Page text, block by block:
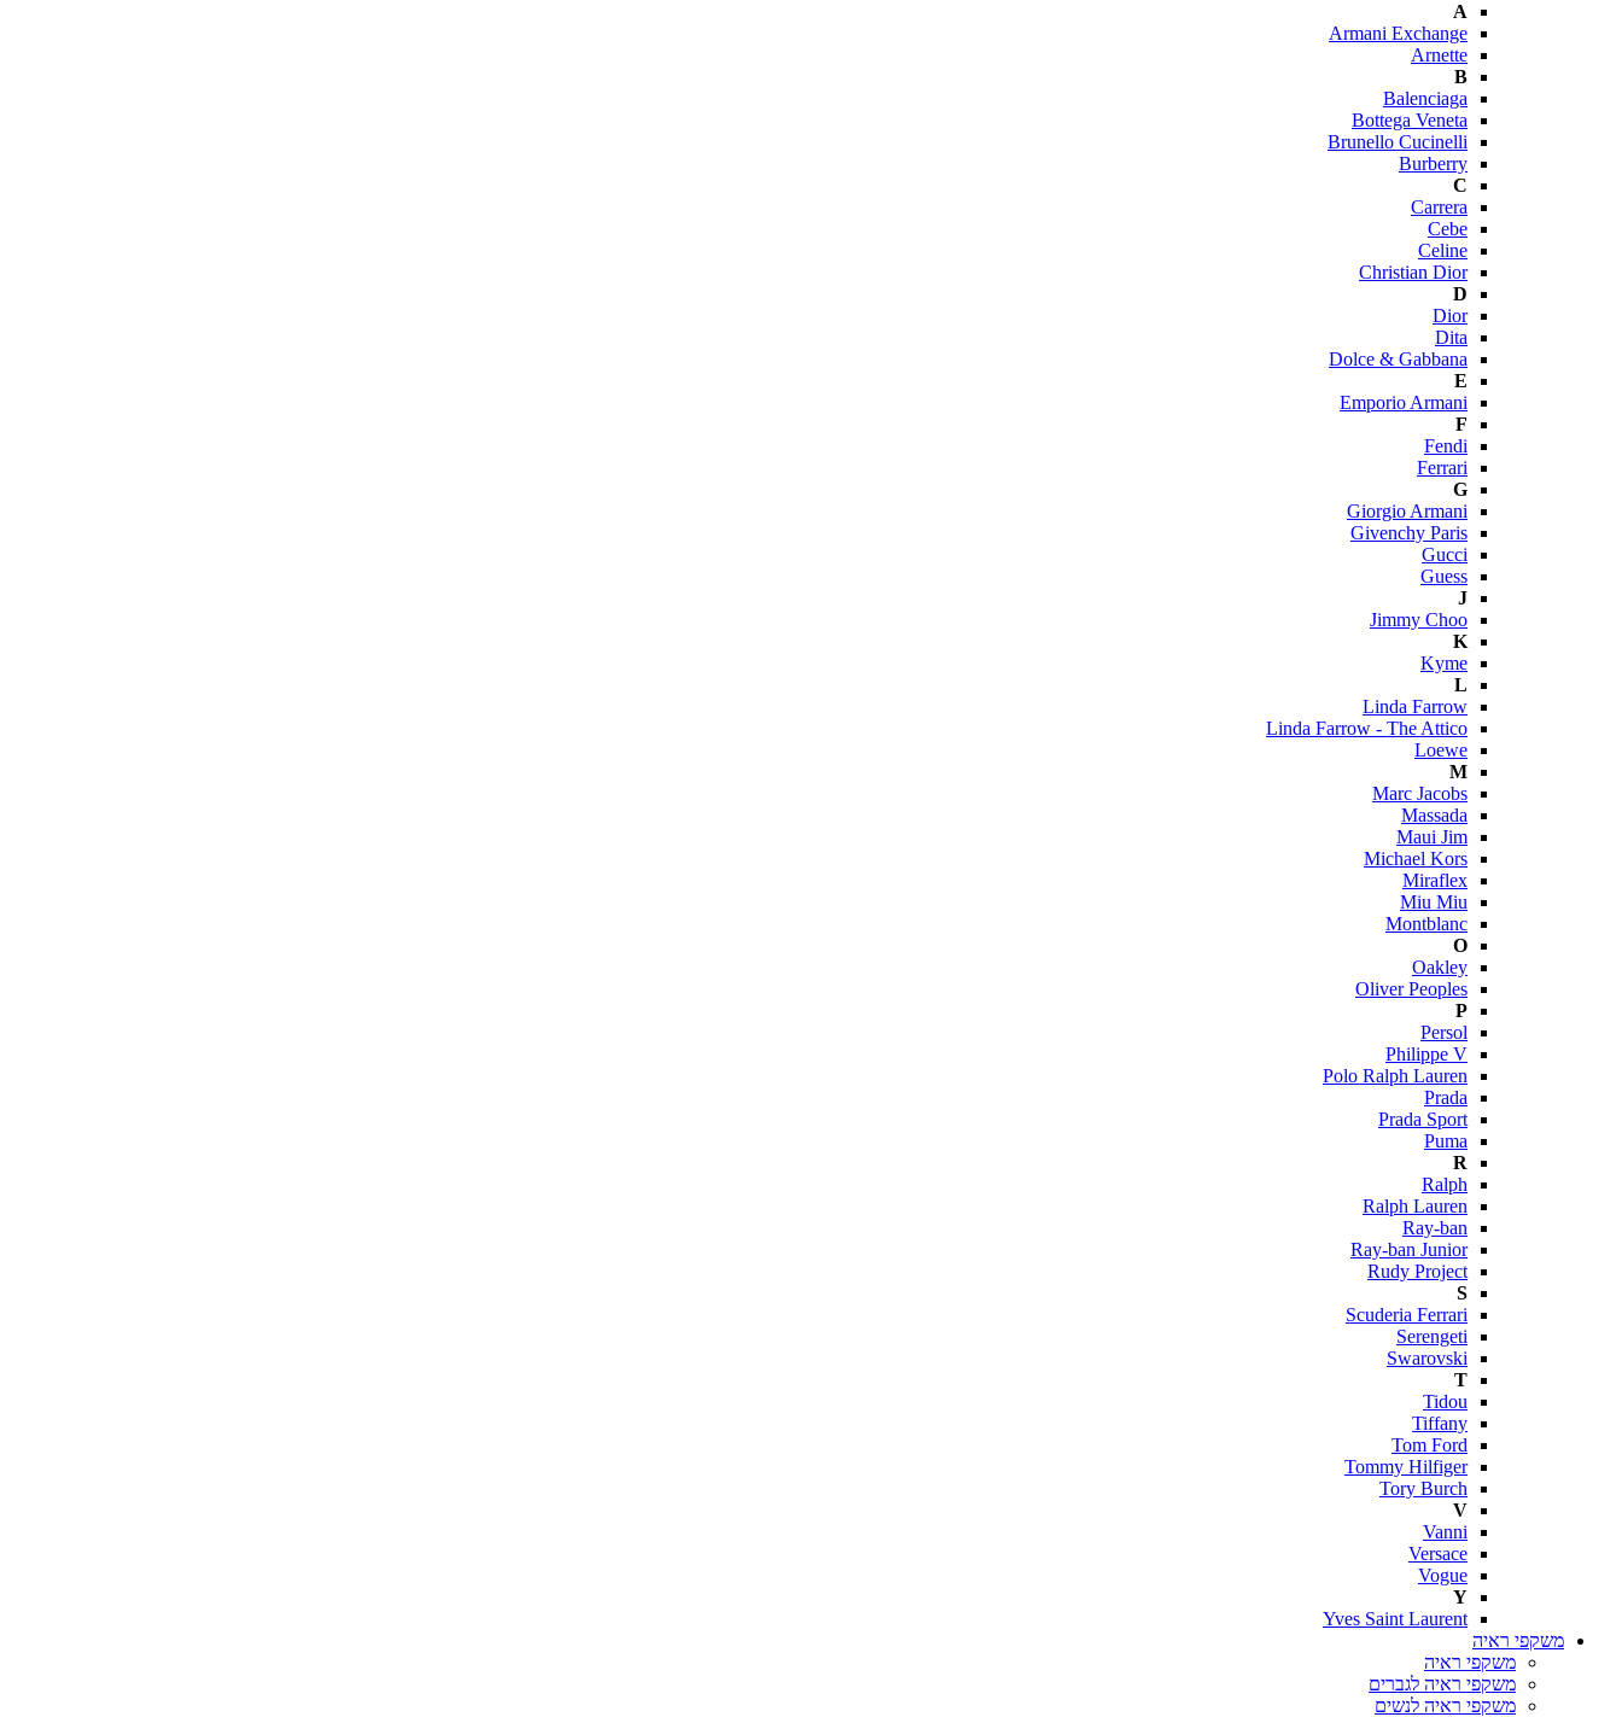
A
Armani Exchange
Arnette
B
Balenciaga
Bottega Veneta
Brunello Cucinelli
Burberry
C
Carrera
Cebe
Celine
Christian Dior
D
Dior
Dita
Dolce & Gabbana
E
Emporio Armani
F
Fendi
Ferrari
G
Giorgio Armani
Givenchy Paris
Gucci
Guess
J
Jimmy Choo
K
Kyme
L
Linda Farrow
Linda Farrow - The Attico
Loewe
M
Marc Jacobs
Massada
Maui Jim
Michael Kors
Miraflex
Miu Miu
Montblanc
O
Oakley
Oliver Peoples
P
Persol
Philippe V
Polo Ralph Lauren
Prada
Prada Sport
Puma
R
Ralph
Ralph Lauren
Ray-ban
Ray-ban Junior
Rudy Project
S
Scuderia Ferrari
Serengeti
Swarovski
T
Tidou
Tiffany
Tom Ford
Tommy Hilfiger
Tory Burch
V
Vanni
Versace
Vogue
Y
Yves Saint Laurent
משקפי ראיה
משקפי ראיה
משקפי ראיה לגברים
משקפי ראיה לנשים